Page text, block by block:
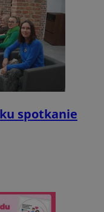
spotkanie